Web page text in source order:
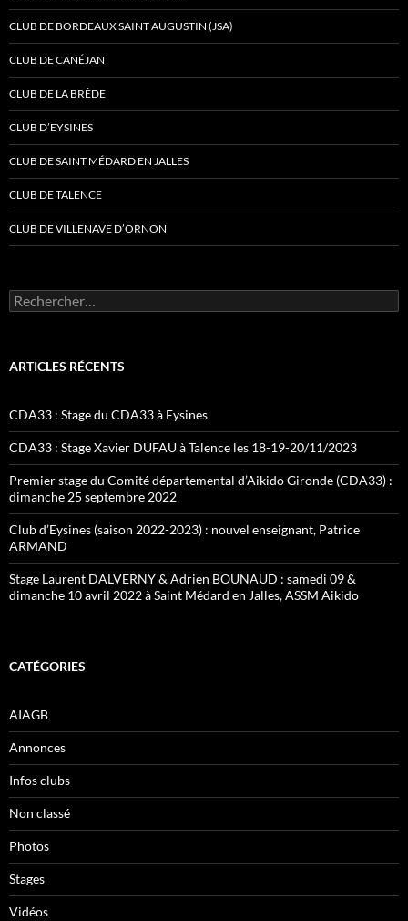
CLUB DE BORDEAUX SAINT AUGUSTIN (JSA)
CLUB DE CANÉJAN
CLUB DE LA BRÈDE
CLUB D’EYSINES
CLUB DE SAINT MÉDARD EN JALLES
CLUB DE TALENCE
CLUB DE VILLENAVE D’ORNON
Rechercher :
ARTICLES RÉCENTS
CDA33 : Stage du CDA33 à Eysines
CDA33 : Stage Xavier DUFAU à Talence les 18-19-20/11/2023
Premier stage du Comité départemental d’Aikido Gironde (CDA33) :
dimanche 25 septembre 2022
Club d’Eysines (saison 2022-2023) : nouvel enseignant, Patrice
ARMAND
Stage Laurent DALVERNY & Adrien BOUNAUD : samedi 09 &
dimanche 10 avril 2022 à Saint Médard en Jalles, ASSM Aikido
CATÉGORIES
AIAGB
Annonces
Infos clubs
Non classé
Photos
Stages
Vidéos